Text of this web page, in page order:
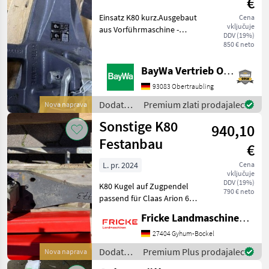
Sonstige
Nova naprava
Cena
vključuje
DDV (19%)
850 € neto
Einsatz K80 kurz.Ausgebaut
aus Vorführmaschine -
Fendt 400 Vario bis 1000
SerieDiese Maschine steht
an unserem BayWa Stan
BayWa Vertrieb Obertraubling
93083 Obertraubling
Dodatna
oprema
za
traktorje
/ Fendt
Premium zlati prodajalec
Nova naprava
Sonstige K80
Festanbau
940,10
€
Cena
vključuje
DDV (19%)
790 € neto
L. pr. 2024
K80 Kugel auf Zugpendel
passend für Claas Arion 660
traktorje Vlečno rudo
Fricke Landmaschinen GmbH
27404 Gyhum-Bockel
Dodatna
oprema
Premium Plus prodajalec